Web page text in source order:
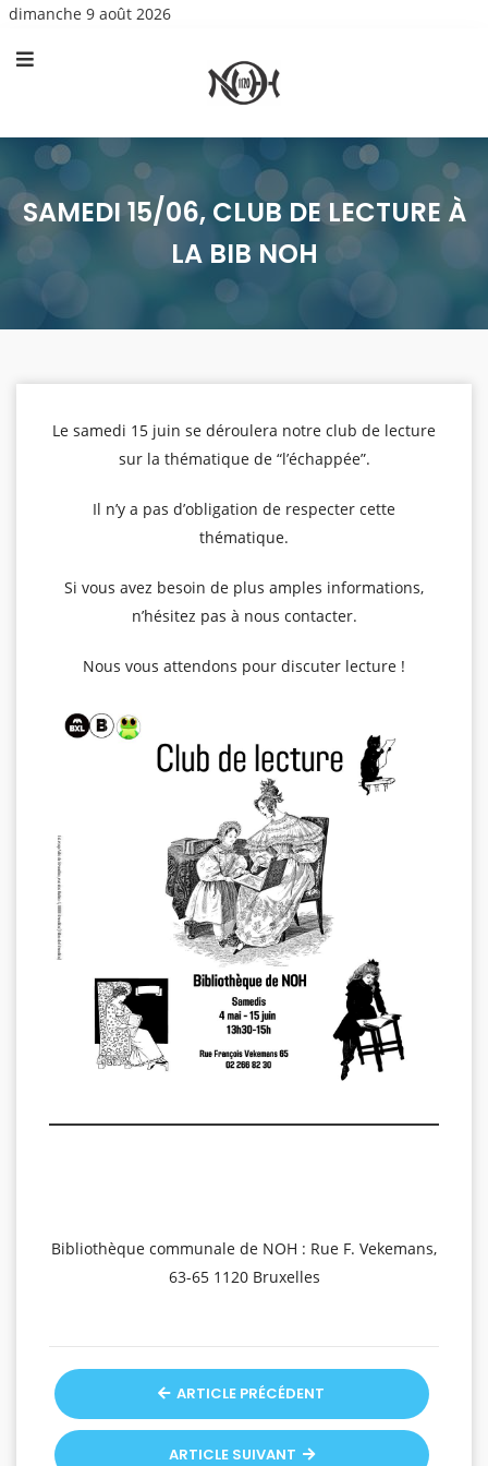
dimanche 9 août 2026
SAMEDI 15/06, CLUB DE LECTURE À
LA BIB NOH
Le samedi 15 juin se déroulera notre club de lecture
sur la thématique de “l’échappée”.
Il n’y a pas d’obligation de respecter cette
thématique.
Si vous avez besoin de plus amples informations,
n’hésitez pas à nous contacter.
Nous vous attendons pour discuter lecture !
Bibliothèque communale de NOH : Rue F. Vekemans,
63-65 1120 Bruxelles
ARTICLE PRÉCÉDENT
ARTICLE SUIVANT